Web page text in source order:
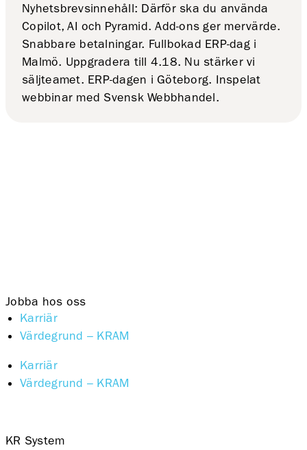
Nyhetsbrevsinnehåll: Därför ska du använda
Copilot, AI och Pyramid. Add-ons ger mervärde.
Snabbare betalningar. Fullbokad ERP-dag i
Malmö. Uppgradera till 4.18. Nu stärker vi
säljteamet. ERP-dagen i Göteborg. Inspelat
webbinar med Svensk Webbhandel.
Jobba hos oss
Karriär
Värdegrund – KRAM
Karriär
Värdegrund – KRAM
KR System